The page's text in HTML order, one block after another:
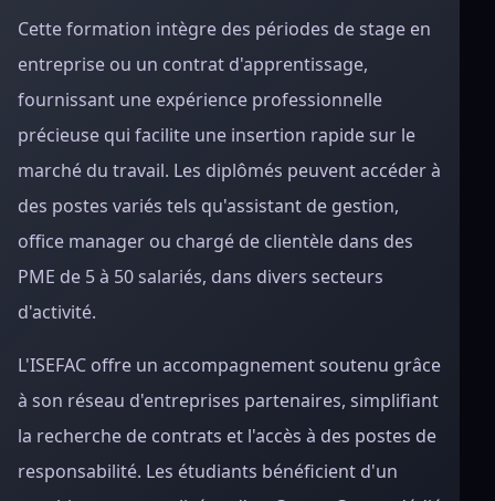
Cette formation intègre des périodes de stage en
entreprise ou un contrat d'apprentissage,
fournissant une expérience professionnelle
précieuse qui facilite une insertion rapide sur le
marché du travail. Les diplômés peuvent accéder à
des postes variés tels qu'assistant de gestion,
office manager ou chargé de clientèle dans des
PME de 5 à 50 salariés, dans divers secteurs
d'activité.
L'ISEFAC offre un accompagnement soutenu grâce
à son réseau d'entreprises partenaires, simplifiant
la recherche de contrats et l'accès à des postes de
responsabilité. Les étudiants bénéficient d'un